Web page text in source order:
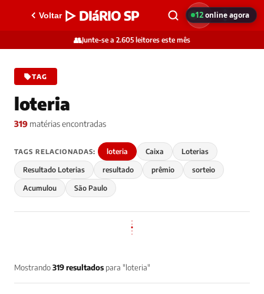
Voltar ▷ DIáRIO SP
👥Junte-se a 2.605 leitores este mês
TAG
loteria
319 matérias encontradas
TAGS RELACIONADAS: loteria Caixa Loterias
Resultado Loterias resultado prêmio sorteio
Acumulou São Paulo
Mostrando319 resultados para "loteria"
12online agora